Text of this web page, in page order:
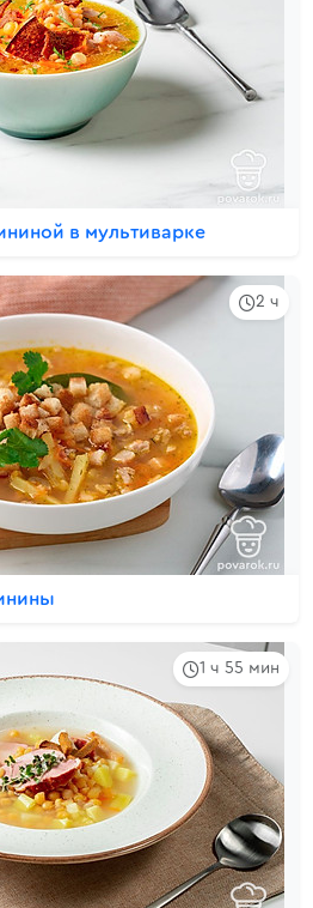
в мультиварке
2 ч
1 ч 55 мин